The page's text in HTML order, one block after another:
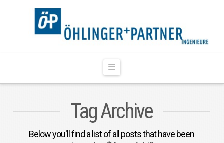
Navigation
Tag Archive
Below you'll find a list of all posts that have been